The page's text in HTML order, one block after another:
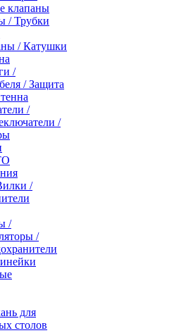
клапаны
/ Трубки
/ Катушки
/
/ Защита
/
/
/
/
/
для
столов